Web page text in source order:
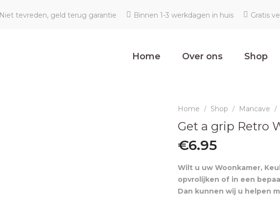
Niet tevreden, geld terug garantie Binnen 1-3 werkdagen in huis Gratis
Home Over ons Shop
Home / Shop / Mancave /
Get a grip Retro
€6.95
Wilt u uw Woonkamer,
opvrolijken of in een
Dan kunnen wij u helpen